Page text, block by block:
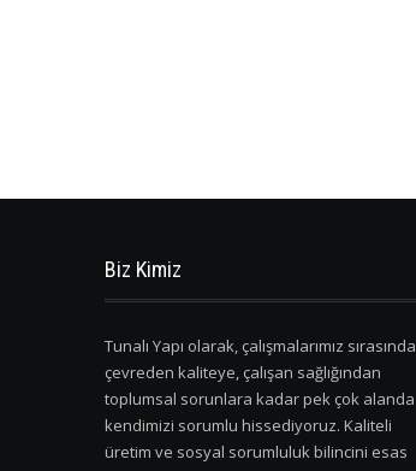
Biz Kimiz
Tunalı Yapı olarak, çalışmalarımız sırasında
çevreden kaliteye, çalışan sağlığından
toplumsal sorunlara kadar pek çok alanda
kendimizi sorumlu hissediyoruz. Kaliteli
üretim ve sosyal sorumluluk bilincini esas